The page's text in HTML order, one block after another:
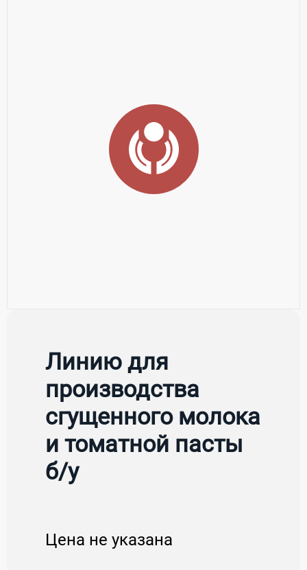
Линию для
производства
сгущенного молока
и томатной пасты
б/у
Цена не указана